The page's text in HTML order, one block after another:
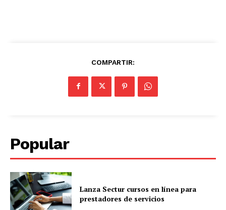
COMPARTIR:
Popular
Lanza Sectur cursos en línea para
prestadores de servicios